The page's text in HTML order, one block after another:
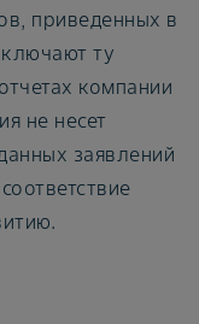
приведенных в
ту
компании
не несет
заявлений